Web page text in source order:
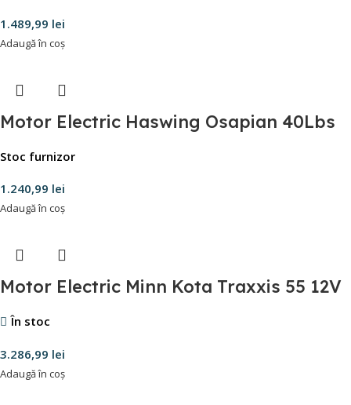
1.489,99 lei
Adaugă în coș
Motor Electric Haswing Osapian 40Lbs
Stoc furnizor
1.240,99 lei
Adaugă în coș
Motor Electric Minn Kota Traxxis 55 12V
În stoc
3.286,99 lei
Adaugă în coș